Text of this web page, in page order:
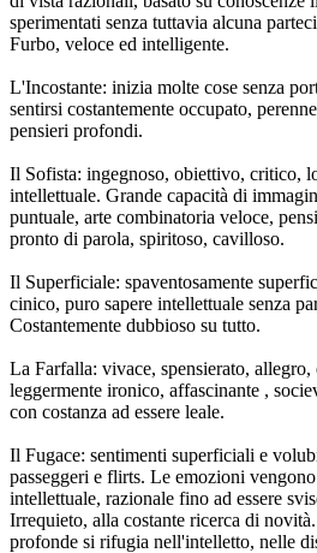
sperimentati senza tuttavia alcuna
Furbo, veloce ed intelligente.
L'Incostante: inizia molte cose senza
sentirsi costantemente occupato,
pensieri profondi.
Il Sofista: ingegnoso, obiettivo, critico,
intellettuale. Grande capacità di
puntuale, arte combinatoria veloce,
pronto di parola, spiritoso, cavilloso.
Il Superficiale: spaventosamente
cinico, puro sapere intellettuale senza
Costantemente dubbioso su tutto.
La Farfalla: vivace, spensierato,
leggermente ironico, affascinante ,
con costanza ad essere leale.
Il Fugace: sentimenti superficiali e
passeggeri e flirts. Le emozioni
intellettuale, razionale fino ad essere
Irrequieto, alla costante ricerca di
profonde si rifugia nell'intelletto, nelle